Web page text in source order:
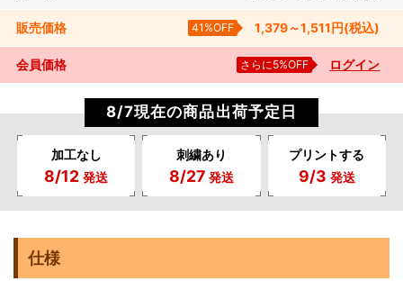
販売価格 41%OFF 1,379～1,511 円(税込)
会員価格 さらに5%OFF ログイン
8/7現在の商品出荷予定日
加工なし
8/12 発送
刺繍あり
8/27 発送
プリントする
9/3 発送
仕様